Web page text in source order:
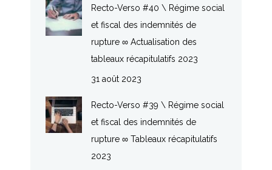
Recto-Verso #40 \ Régime social
et fiscal des indemnités de
rupture ∞ Actualisation des
tableaux récapitulatifs 2023
31 août 2023
Recto-Verso #39 \ Régime social
et fiscal des indemnités de
rupture ∞ Tableaux récapitulatifs
2023